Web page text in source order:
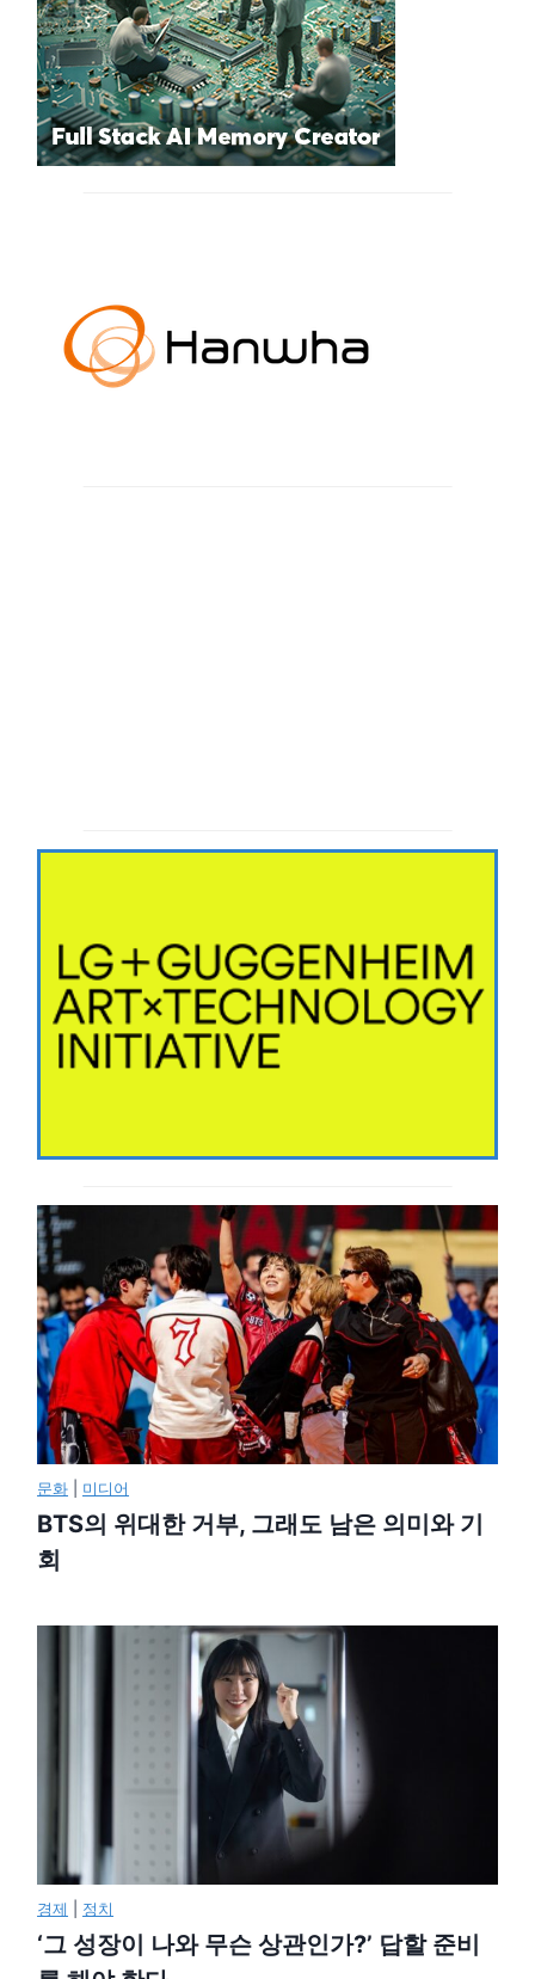
문화 미디어
BTS의 위대한 거부, 그래도 남은 의미와 기
회
경제 정치
‘그 성장이 나와 무슨 상관인가?’ 답할 준비